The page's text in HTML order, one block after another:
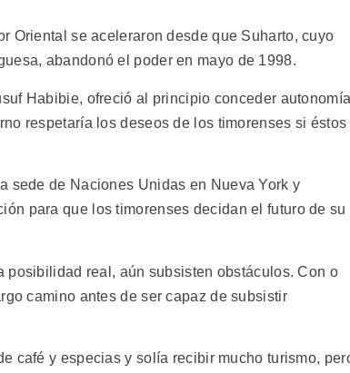
Oriental se aceleraron desde que Suharto, cuyo
abandonó el poder en mayo de 1998.
Habibie, ofreció al principio conceder
respetaría los deseos de los timorenses si éstos
sede de Naciones Unidas en Nueva York y
para que los timorenses decidan el futuro de su
real, aún subsisten obstáculos. Con o
camino antes de ser capaz de subsistir
café y especias y solía recibir mucho turismo,